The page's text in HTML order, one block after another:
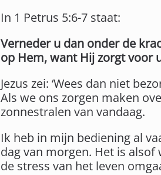
In 1 Petrus 5:6-7 staat:
Verneder u dan onder de
op Hem, want Hij zorgt voor
Jezus zei: ‘Wees dan niet
Als we ons zorgen maken
zonnestralen van vandaag.
Ik heb in mijn bediening al
dag van morgen. Het is
de stress van het leven